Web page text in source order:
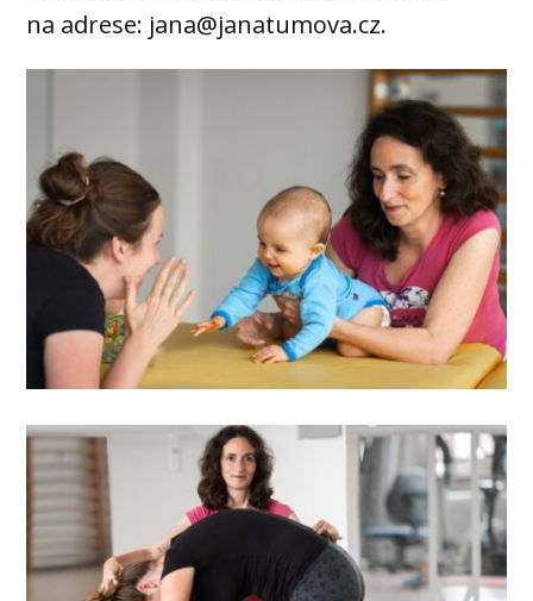
na adrese: jana@janatumova.cz.